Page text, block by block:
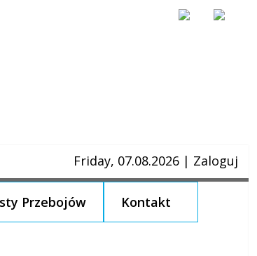
Friday, 07.08.2026 | Zaloguj
Przebojów Kontakt